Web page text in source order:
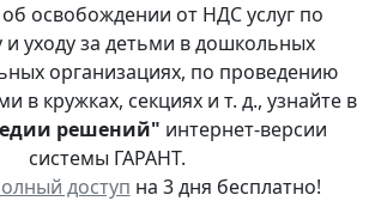
освобождении от НДС услуг по
и уходу за детьми в дошкольных
организациях, по проведению
в кружках, секциях и т. д., узнайте в
решений" интернет-версии
системы ГАРАНТ.
доступ на 3 дня бесплатно!